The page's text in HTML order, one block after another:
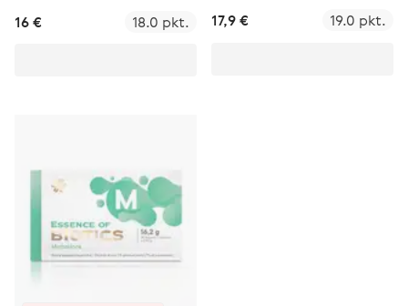
16 € 18.0 pkt. 17,9 € 19.0 pkt.